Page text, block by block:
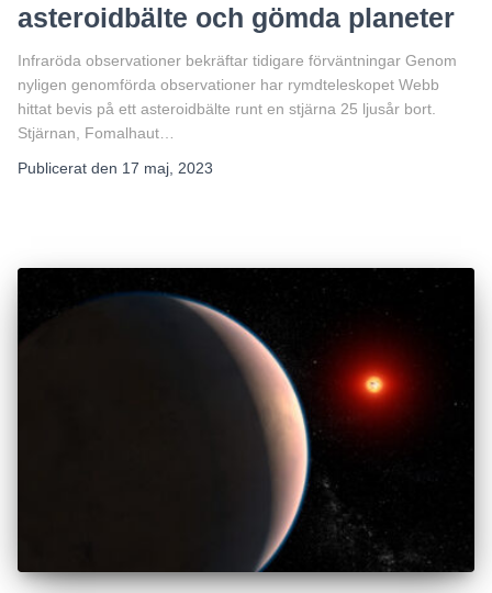
asteroidbälte och gömda planeter
Infraröda observationer bekräftar tidigare förväntningar Genom
nyligen genomförda observationer har rymdteleskopet Webb
hittat bevis på ett asteroidbälte runt en stjärna 25 ljusår bort.
Stjärnan, Fomalhaut…
Publicerat den 17 maj, 2023